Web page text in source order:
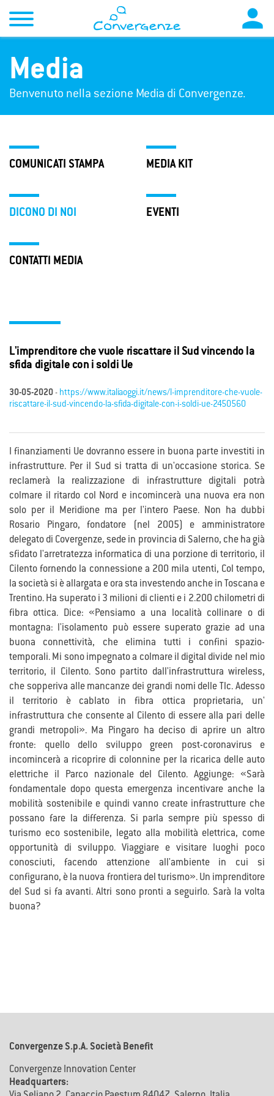

Media
Benvenuto nella sezione Media di Convergenze.
COMUNICATI STAMPA MEDIA KIT
DICONO DI NOI EVENTI
CONTATTI MEDIA
L'imprenditore che vuole riscattare il Sud vincendo la
sfida digitale con i soldi Ue
30-05-2020 - https://www.italiaoggi.it/news/l-imprenditore-che-vuole-
riscattare-il-sud-vincendo-la-sfida-digitale-con-i-soldi-ue-2450560
I finanziamenti Ue dovranno essere in buona parte investiti in
infrastrutture. Per il Sud si tratta di un'occasione storica. Se
reclamerà la realizzazione di infrastrutture digitali potrà
colmare il ritardo col Nord e incomincerà una nuova era non
solo per il Meridione ma per l'intero Paese. Non ha dubbi
Rosario Pingaro, fondatore (nel 2005) e amministratore
delegato di Covergenze, sede in provincia di Salerno, che ha già
sfidato l'arretratezza informatica di una porzione di territorio, il
Cilento fornendo la connessione a 200 mila utenti, Col tempo,
la società si è allargata e ora sta investendo anche in Toscana e
Trentino. Ha superato i 3 milioni di clienti e i 2.200 chilometri di
fibra ottica. Dice: «Pensiamo a una località collinare o di
montagna: l'isolamento può essere superato grazie ad una
buona connettività, che elimina tutti i confini spazio-
temporali. Mi sono impegnato a colmare il digital divide nel mio
territorio, il Cilento. Sono partito dall'infrastruttura wireless,
che sopperiva alle mancanze dei grandi nomi delle Tlc. Adesso
il territorio è cablato in fibra ottica proprietaria, un'
infrastruttura che consente al Cilento di essere alla pari delle
grandi metropoli». Ma Pingaro ha deciso di aprire un altro
fronte: quello dello sviluppo green post-coronavirus e
incomincerà a ricoprire di colonnine per la ricarica delle auto
elettriche il Parco nazionale del Cilento. Aggiunge: «Sarà
fondamentale dopo questa emergenza incentivare anche la
mobilità sostenibile e quindi vanno create infrastrutture che
possano fare la differenza. Si parla sempre più spesso di
turismo eco sostenibile, legato alla mobilità elettrica, come
opportunità di sviluppo. Viaggiare e visitare luoghi poco
conosciuti, facendo attenzione all'ambiente in cui si
configurano, è la nuova frontiera del turismo». Un imprenditore
del Sud si fa avanti. Altri sono pronti a seguirlo. Sarà la volta
buona?
Convergenze S.p.A. Società Benefit
Convergenze Innovation Center
Headquarters: